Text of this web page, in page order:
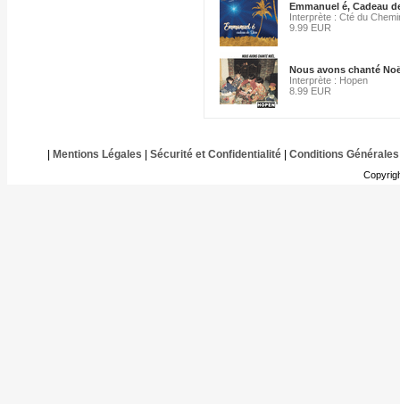
Emmanuel é, Cadeau
Interprète : Cté du
9.99 EUR
Nous avons chanté
Interprète : Hopen
8.99 EUR
Mentions Légales Sécurité et Confidentialité| Conditions Générales